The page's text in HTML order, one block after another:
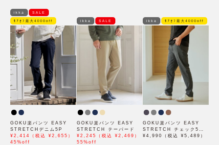
モデル」
ikka SALE
ﾓｱｵﾌ最大4000off
GOKU楽パンツ EASY
STRETCHデニム5P
¥2,414（税込 ¥2,655）
45%off
ikka SALE
GOKU楽パンツ EASY
STRETCH テーパード
¥2,245（税込 ¥2,469）
55%off
ikka ﾓｱｵﾌ最大4000off
GOKU楽パンツ EASY
STRETCH チェック5ポ
ケット
¥4,990（税込 ¥5,489）